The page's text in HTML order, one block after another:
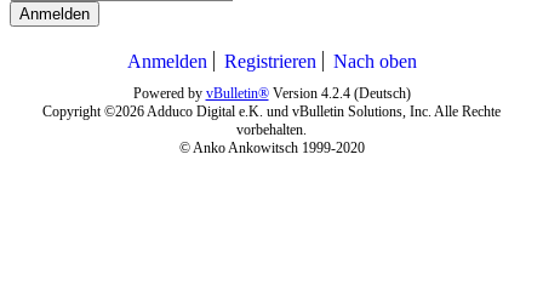
Anmelden
Anmelden Registrieren Nach oben
Powered by vBulletin®Version 4.2.4 (Deutsch)
Copyright ©2026 Adduco Digital e.K. und vBulletin Solutions, Inc. Alle Rechte
vorbehalten.
© Anko Ankowitsch 1999-2020